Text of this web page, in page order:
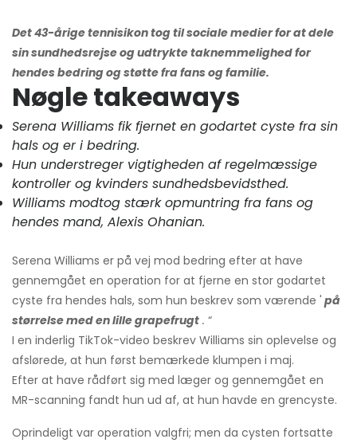
Det 43-årige tennisikon tog til sociale medier for at dele
sin sundhedsrejse og udtrykte taknemmelighed for
hendes bedring og støtte fra fans og familie.
Nøgle takeaways
Serena Williams fik fjernet en godartet cyste fra sin
hals og er i bedring.
Hun understreger vigtigheden af ​​regelmæssige
kontroller og kvinders sundhedsbevidsthed.
Williams modtog stærk opmuntring fra fans og
hendes mand, Alexis Ohanian.
Serena Williams er på vej mod bedring efter at have
gennemgået en operation for at fjerne en stor godartet
cyste fra hendes hals, som hun beskrev som værende ' på
størrelse med en lille grapefrugt . “
I en inderlig TikTok-video beskrev Williams sin oplevelse og
afslørede, at hun først bemærkede klumpen i maj.
Efter at have rådført sig med læger og gennemgået en
MR-scanning fandt hun ud af, at hun havde en grencyste.
Oprindeligt var operation valgfri; men da cysten fortsatte